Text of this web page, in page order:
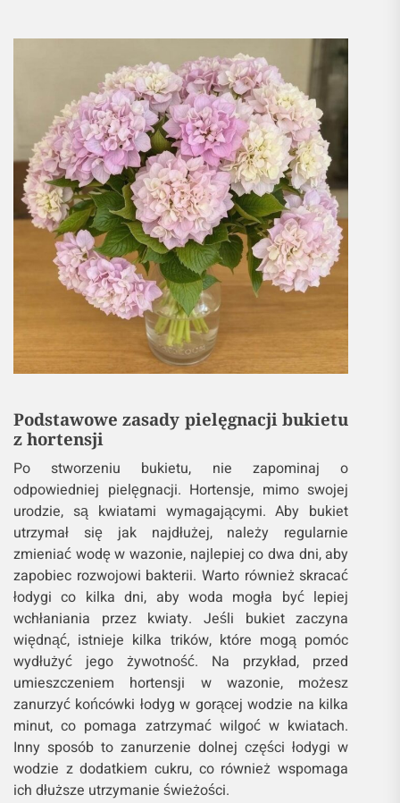
Podstawowe zasady pielęgnacji bukietu
z hortensji
Po stworzeniu bukietu, nie zapominaj o
odpowiedniej pielęgnacji. Hortensje, mimo swojej
urodzie, są kwiatami wymagającymi. Aby bukiet
utrzymał się jak najdłużej, należy regularnie
zmieniać wodę w wazonie, najlepiej co dwa dni, aby
zapobiec rozwojowi bakterii. Warto również skracać
łodygi co kilka dni, aby woda mogła być lepiej
wchłaniania przez kwiaty. Jeśli bukiet zaczyna
więdnąć, istnieje kilka trików, które mogą pomóc
wydłużyć jego żywotność. Na przykład, przed
umieszczeniem hortensji w wazonie, możesz
zanurzyć końcówki łodyg w gorącej wodzie na kilka
minut, co pomaga zatrzymać wilgoć w kwiatach.
Inny sposób to zanurzenie dolnej części łodygi w
wodzie z dodatkiem cukru, co również wspomaga
ich dłuższe utrzymanie świeżości.